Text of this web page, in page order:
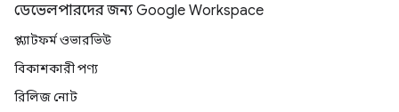
ডেভেলপারদের জন্য Google Workspace
প্ল্যাটফর্ম ওভারভিউ
বিকাশকারী পণ্য
রিলিজ নোট